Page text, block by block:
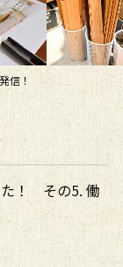
信！
た！ その5. 働